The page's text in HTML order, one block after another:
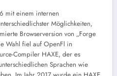
mit einem internen
Möglichkeiten,
Browserversion von „Forge
Wahl fiel auf OpenFl in
Compiler HAXE, der es
Sprachen wie